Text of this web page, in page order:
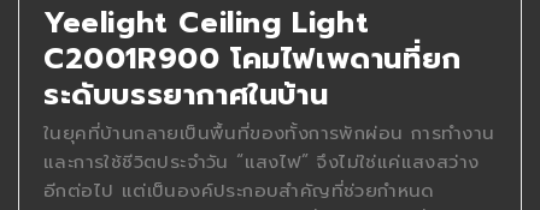
Yeelight Ceiling Light
C2001R900 โคมไฟเพดานที่ยก
ระดับบรรยากาศในบ้าน
ในยุคที่บ้านกลายเป็นพื้นที่ของทั้งการพักผ่อน การทำงาน
และการใช้ชีวิตประจำวัน “แสงไฟ” จึงไม่ใช่แค่แสงสว่าง
อีกต่อไป แต่เป็นองค์ประกอบสำคัญที่ช่วยกำหนด